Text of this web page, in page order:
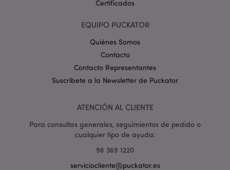
Certificados
EQUIPO PUCKATOR
Quiénes Somos
Contacto
Contacto Representantes
Suscríbete a la Newsletter de Puckator
ATENCIÓN AL CLIENTE
Para consultas generales, seguimientos de pedido o
cualquier tipo de ayuda:
96 369 1220
serviciocliente@puckator.es
mage-cache-storage
mage-cache-storage-section-
invalidation
Adobe Inc.
www.puckator.es